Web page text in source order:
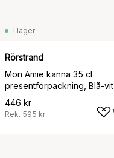
I lager
Rörstrand
Mon Amie kanna 35 cl
presentförpackning, Blå-vit
446 kr
Rek. 595 kr